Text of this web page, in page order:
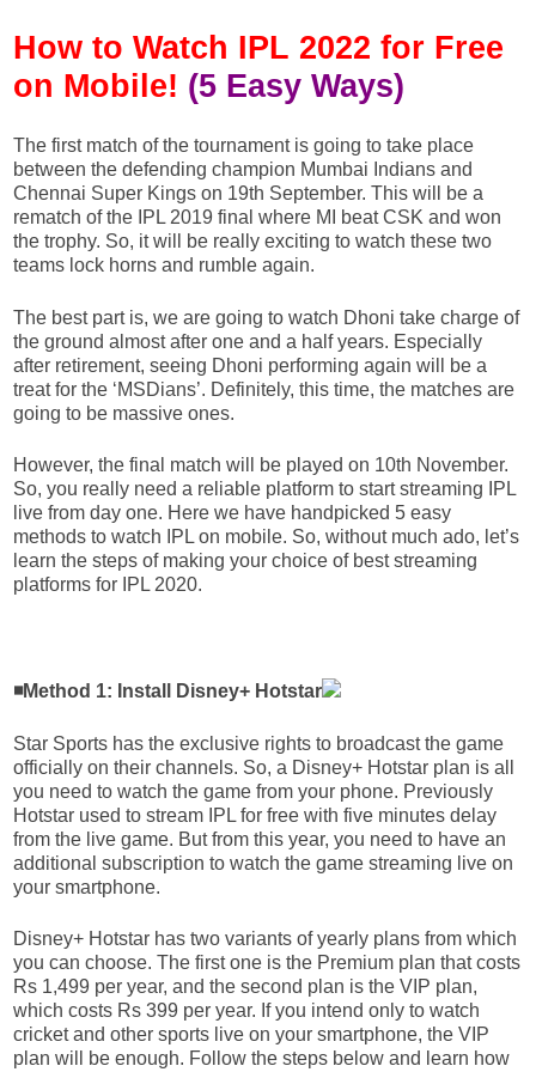
How to Watch IPL 2022 for Free
on Mobile! (5 Easy Ways)
The first match of the tournament is going to take place
between the defending champion Mumbai Indians and
Chennai Super Kings on 19th September. This will be a
rematch of the IPL 2019 final where MI beat CSK and won
the trophy. So, it will be really exciting to watch these two
teams lock horns and rumble again.
The best part is, we are going to watch Dhoni take charge of
the ground almost after one and a half years. Especially
after retirement, seeing Dhoni performing again will be a
treat for the ‘MSDians’. Definitely, this time, the matches are
going to be massive ones.
However, the final match will be played on 10th November.
So, you really need a reliable platform to start streaming IPL
live from day one. Here we have handpicked 5 easy
methods to watch IPL on mobile. So, without much ado, let’s
learn the steps of making your choice of best streaming
platforms for IPL 2020.
◾Method 1: Install Disney+ Hotstar
Star Sports has the exclusive rights to broadcast the game
officially on their channels. So, a Disney+ Hotstar plan is all
you need to watch the game from your phone. Previously
Hotstar used to stream IPL for free with five minutes delay
from the live game. But from this year, you need to have an
additional subscription to watch the game streaming live on
your smartphone.
Disney+ Hotstar has two variants of yearly plans from which
you can choose. The first one is the Premium plan that costs
Rs 1,499 per year, and the second plan is the VIP plan,
which costs Rs 399 per year. If you intend only to watch
cricket and other sports live on your smartphone, the VIP
plan will be enough. Follow the steps below and learn how